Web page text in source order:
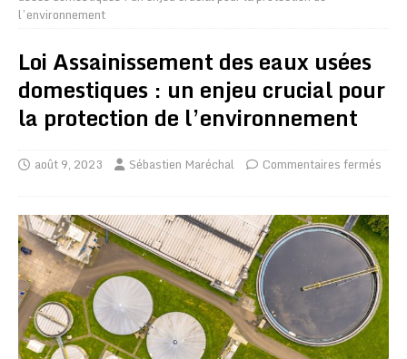
l’environnement
Loi Assainissement des eaux usées
domestiques : un enjeu crucial pour
la protection de l’environnement
août 9, 2023 Sébastien Maréchal Commentaires fermés